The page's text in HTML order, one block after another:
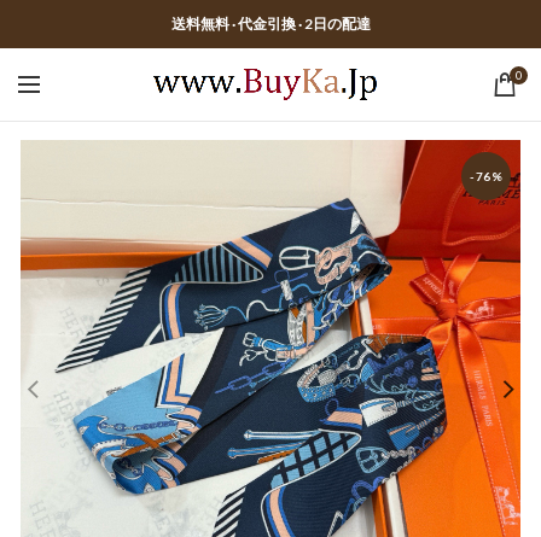
送料無料 · 代金引換 · 2日の配達
0
-76%